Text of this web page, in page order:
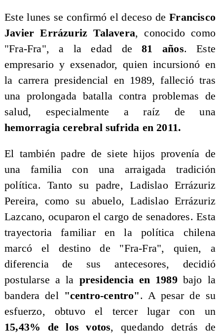
Este lunes se confirmó el deceso deFrancisco
Javier Errázuriz Talavera, conocido como
"Fra-Fra", a la edad de81 años. Este
empresario y exsenador, quien incursionó en
la carrera presidencial en 1989, falleció tras
una prolongada batalla contra problemas de
salud, especialmente a raíz de una
hemorragia cerebral sufrida en 2011.
​El también padre de siete hijos provenía de
una familia con una arraigada tradición
política. Tanto su padre, Ladislao Errázuriz
Pereira, como su abuelo, Ladislao Errázuriz
Lazcano, ocuparon el cargo de senadores. Esta
trayectoria familiar en la política chilena
marcó el destino de "Fra-Fra", quien, a
diferencia de sus antecesores, decidió
postularse a la presidencia en 1989 bajo la
bandera del "centro-centro". A pesar de su
esfuerzo, obtuvo el tercer lugar con un
15,43% de los votos, quedando detrás de